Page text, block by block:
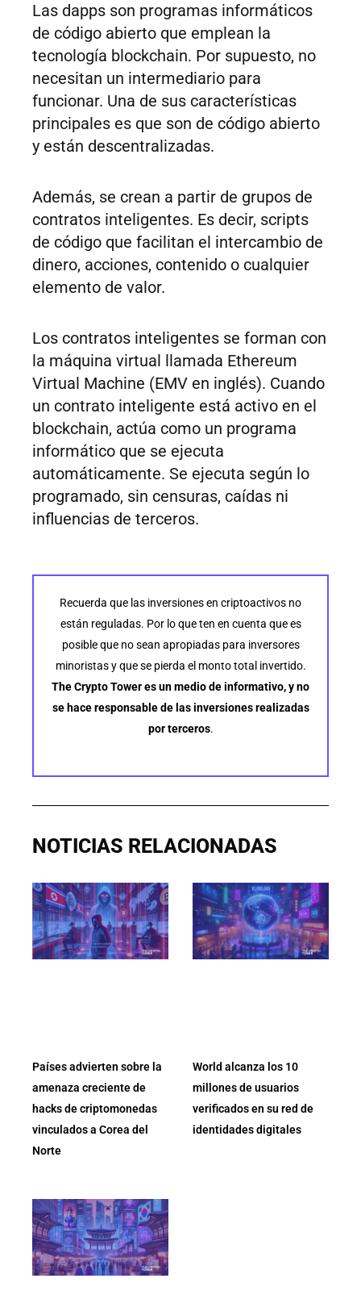
Las dapps son programas informáticos
de código abierto que emplean la
tecnología blockchain. Por supuesto, no
necesitan un intermediario para
funcionar. Una de sus características
principales es que son de código abierto
y están descentralizadas.
Además, se crean a partir de grupos de
contratos inteligentes. Es decir, scripts
de código que facilitan el intercambio de
dinero, acciones, contenido o cualquier
elemento de valor.
Los contratos inteligentes se forman con
la máquina virtual llamada Ethereum
Virtual Machine (EMV en inglés). Cuando
un contrato inteligente está activo en el
blockchain, actúa como un programa
informático que se ejecuta
automáticamente. Se ejecuta según lo
programado, sin censuras, caídas ni
influencias de terceros.
Recuerda que las inversiones en criptoactivos no
están reguladas. Por lo que ten en cuenta que es
posible que no sean apropiadas para inversores
minoristas y que se pierda el monto total invertido.
The Crypto Tower es un medio de informativo, y no
se hace responsable de las inversiones realizadas
por terceros.
NOTICIAS RELACIONADAS
Países advierten sobre la
amenaza creciente de
hacks de criptomonedas
vinculados a Corea del
Norte
World alcanza los 10
millones de usuarios
verificados en su red de
identidades digitales